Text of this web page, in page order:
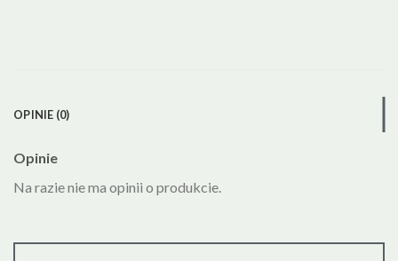
OPINIE (0)
Opinie
Na razie nie ma opinii o produkcie.